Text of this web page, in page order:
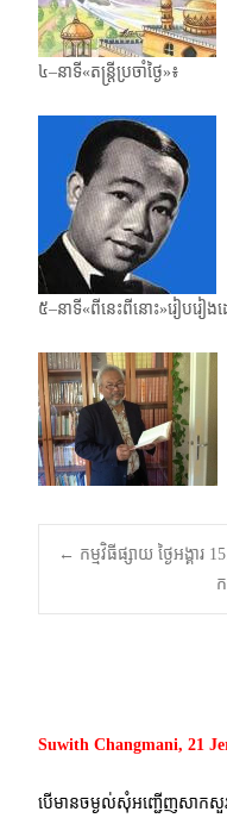
៤–នាទី«តន្ត្រីប្រចាំថ្ងៃ»៖
៥–នាទី«ពីនេះពីនោះ»រៀបរ
Post
← កម្មវិធីផ្សាយ ថ្ងៃអង្គារ
Suwith Changmani, 21
បើមានចម្ងល់​សុំអញ្ជើញសាកសួ